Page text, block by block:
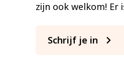
zijn ook welkom! Er
Schrijf je in